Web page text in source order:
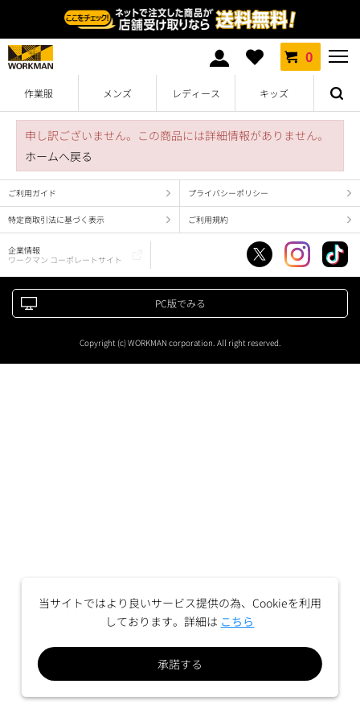
0
作業服 メンズ レディース キッズ
申し訳ございません。この商品には詳細情報がありません。
ホームへ戻る
ご利用ガイド プライバシーポリシー
特定商取引法に基づく表示 ご利用規約
企業情報
ワークマン コーポレートサイト
PC版でみる
Copyright (c) WORKMAN corporation. All right reserved.
当サイトではより良いサービス提供の為、Cookieを利用
しております。詳細は こちら
承諾する